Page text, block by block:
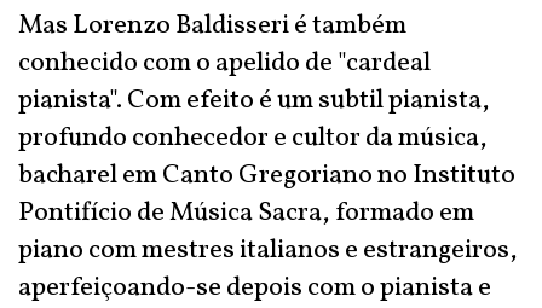
Mas Lorenzo Baldisseri é também
conhecido com o apelido de "cardeal
pianista". Com efeito é um subtil pianista,
profundo conhecedor e cultor da música,
bacharel em Canto Gregoriano no Instituto
Pontifício de Música Sacra, formado em
piano com mestres italianos e estrangeiros,
aperfeiçoando-se depois com o pianista e